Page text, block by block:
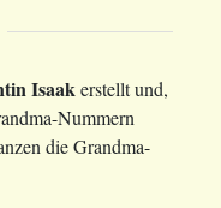
Isaakerstellt und,
Nummern
die Grandma-